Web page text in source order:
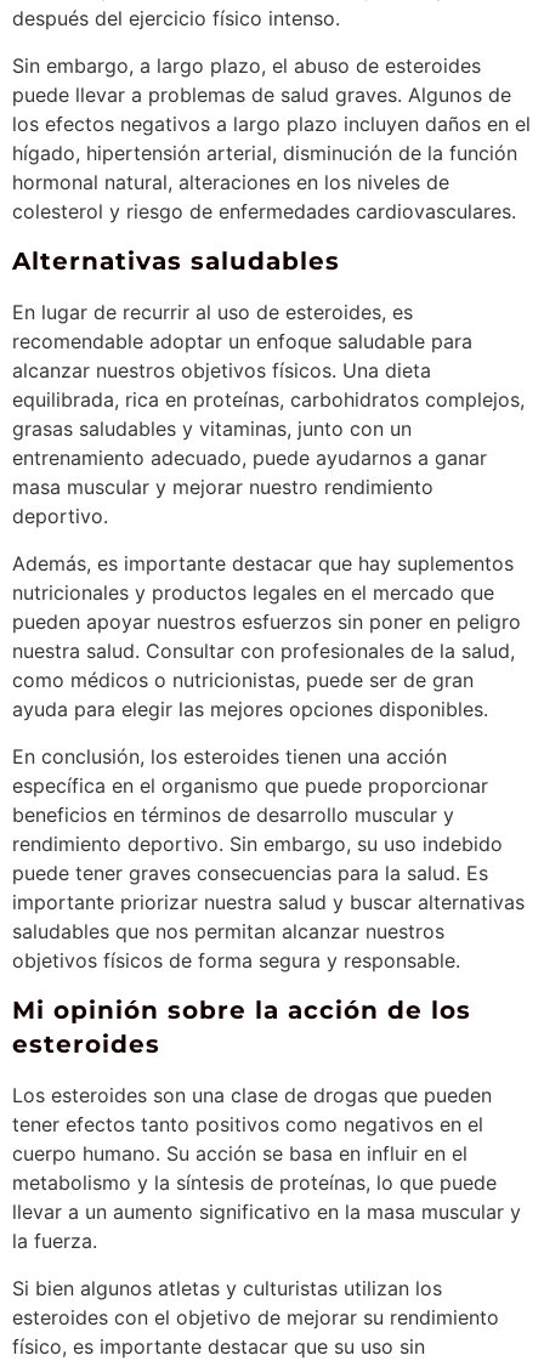
después del ejercicio físico intenso.
Sin embargo, a largo plazo, el abuso de esteroides
puede llevar a problemas de salud graves. Algunos de
los efectos negativos a largo plazo incluyen daños en el
hígado, hipertensión arterial, disminución de la función
hormonal natural, alteraciones en los niveles de
colesterol y riesgo de enfermedades cardiovasculares.
Alternativas saludables
En lugar de recurrir al uso de esteroides, es
recomendable adoptar un enfoque saludable para
alcanzar nuestros objetivos físicos. Una dieta
equilibrada, rica en proteínas, carbohidratos complejos,
grasas saludables y vitaminas, junto con un
entrenamiento adecuado, puede ayudarnos a ganar
masa muscular y mejorar nuestro rendimiento
deportivo.
Además, es importante destacar que hay suplementos
nutricionales y productos legales en el mercado que
pueden apoyar nuestros esfuerzos sin poner en peligro
nuestra salud. Consultar con profesionales de la salud,
como médicos o nutricionistas, puede ser de gran
ayuda para elegir las mejores opciones disponibles.
En conclusión, los esteroides tienen una acción
específica en el organismo que puede proporcionar
beneficios en términos de desarrollo muscular y
rendimiento deportivo. Sin embargo, su uso indebido
puede tener graves consecuencias para la salud. Es
importante priorizar nuestra salud y buscar alternativas
saludables que nos permitan alcanzar nuestros
objetivos físicos de forma segura y responsable.
Mi opinión sobre la acción de los
esteroides
Los esteroides son una clase de drogas que pueden
tener efectos tanto positivos como negativos en el
cuerpo humano. Su acción se basa en influir en el
metabolismo y la síntesis de proteínas, lo que puede
llevar a un aumento significativo en la masa muscular y
la fuerza.
Si bien algunos atletas y culturistas utilizan los
esteroides con el objetivo de mejorar su rendimiento
físico, es importante destacar que su uso sin